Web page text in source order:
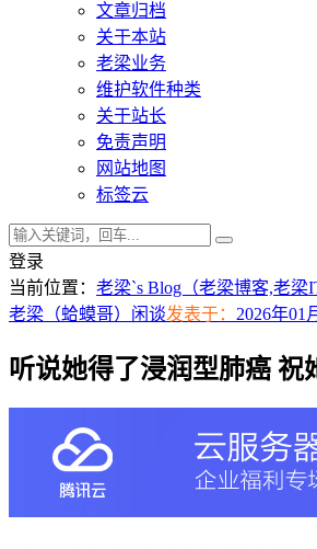
文章归档
关于本站
老梁业务
维护软件种类
关于站长
免责声明
网站地图
标签云
登录
当前位置： 老梁`s Blog（老梁博客,老梁
老梁（蛤蟆哥） 闲谈发表于： 2026年01
听说她得了浸润型肺癌 祝